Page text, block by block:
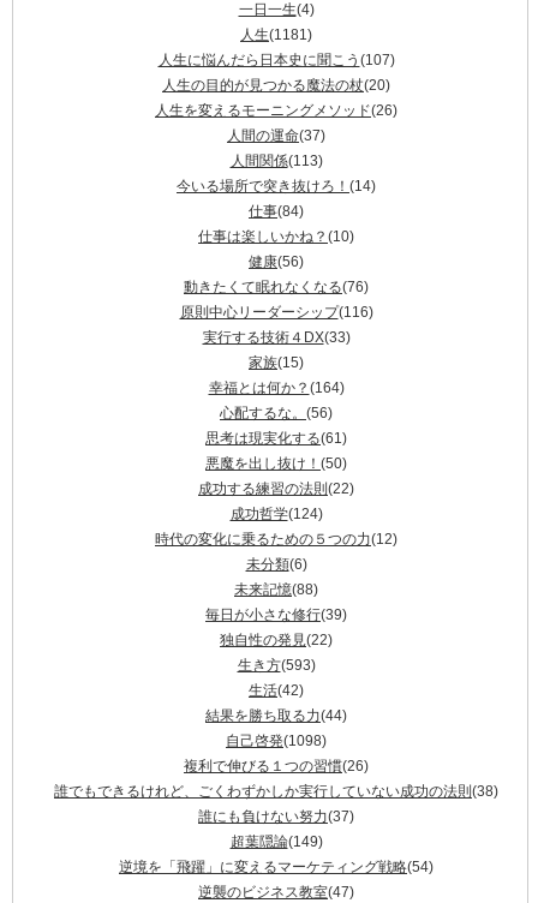
一日一生(4)
人生(1181)
人生に悩んだら日本史に聞こう (107)
人生の目的が見つかる魔法の杖(20)
人生を変えるモーニングメソッド(26)
人間の運命(37)
人間関係(113)
今いる場所で突き抜けろ！ (14)
仕事(84)
仕事は楽しいかね？ (10)
健康(56)
動きたくて眠れなくなる(76)
原則中心リーダーシップ(116)
実行する技術４DX(33)
家族(15)
幸福とは何か？ (164)
心配するな。 (56)
思考は現実化する(61)
悪魔を出し抜け！ (50)
成功する練習の法則 (22)
成功哲学(124)
時代の変化に乗るための５つの力(12)
未分類(6)
未来記憶(88)
毎日が小さな修行(39)
独自性の発見(22)
生き方(593)
生活(42)
結果を勝ち取る力(44)
自己啓発(1098)
複利で伸びる１つの習慣(26)
誰でもできるけれど、ごくわずかしか実行していない成功の法則 (38)
誰にも負けない努力(37)
超葉隠論(149)
逆境を「飛躍」に変えるマーケティング戦略(54)
逆襲のビジネス教室(47)